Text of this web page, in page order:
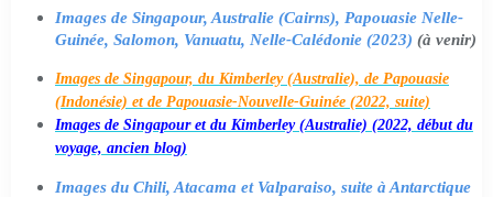
Images de Singapour, Australie (Cairns), Papouasie Nelle-
Guinée, Salomon, Vanuatu, Nelle-Calédonie (2023) (à venir)
Images de Singapour, du Kimberley (Australie), de Papouasie
(Indonésie) et de Papouasie-Nouvelle-Guinée (2022, suite)
Images de Singapour et du Kimberley (Australie) (2022, début du
voyage, ancien blog)
Images du Chili, Atacama et Valparaiso, suite à Antarctique